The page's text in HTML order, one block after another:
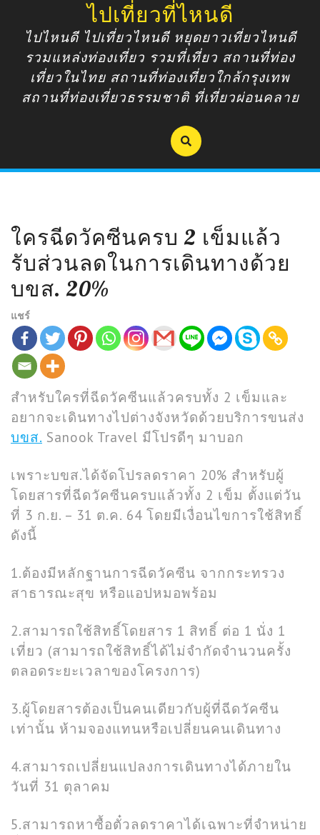
content
ไปเที่ยวที่ไหนดี
ไปไหนดี ไปเที่ยวไหนดี หยุดยาวเที่ยวไหนดี
รวมแหล่งท่องเที่ยว รวมที่เที่ยว สถานที่ท่อง
เที่ยวในไทย สถานที่ท่องเที่ยวใกล้กรุงเทพ
สถานที่ท่องเที่ยวธรรมชาติ ที่เที่ยวผ่อนคลาย
ใครฉีดวัคซีนครบ 2 เข็มแล้ว
รับส่วนลดในการเดินทางด้วย
บขส. 20%
แชร์
สำหรับใครที่ฉีดวัคซีนแล้วครบทั้ง 2 เข็มและ
อยากจะเดินทางไปต่างจังหวัดด้วยบริการขนส่ง
บขส. Sanook Travel มีโปรดีๆ มาบอก
เพราะบขส.ได้จัดโปรลดราคา 20% สำหรับผู้
โดยสารที่ฉีดวัคซีนครบแล้วทั้ง 2 เข็ม ตั้งแต่วัน
ที่ 3 ก.ย. – 31 ต.ค. 64 โดยมีเงื่อนไขการใช้สิทธิ์
ดังนี้
1.ต้องมีหลักฐานการฉีดวัคซีน จากกระทรวง
สาธารณะสุข หรือแอปหมอพร้อม
2.สามารถใช้สิทธิ์โดยสาร 1 สิทธิ์ ต่อ 1 นั่ง 1
เที่ยว (สามารถใช้สิทธิ์ได้ไม่จำกัดจำนวนครั้ง
ตลอดระยะเวลาของโครงการ)
3.ผู้โดยสารต้องเป็นคนเดียวกับผู้ที่ฉีดวัคซีน
เท่านั้น ห้ามจองแทนหรือเปลี่ยนคนเดินทาง
4.สามารถเปลี่ยนแปลงการเดินทางได้ภายใน
วันที่ 31 ตุลาคม
5.สามารถหาซื้อตั๋วลดราคาได้เฉพาะที่จำหน่าย